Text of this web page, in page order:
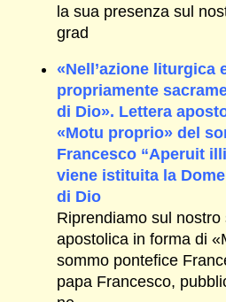
la sua presenza sul
grad
«Nell’azione liturgica
propriamente
di Dio». Lettera
«Motu proprio» del
Francesco “Aperuit
viene istituita la
di Dio
Riprendiamo sul
apostolica in forma di
sommo pontefice
papa Francesco,